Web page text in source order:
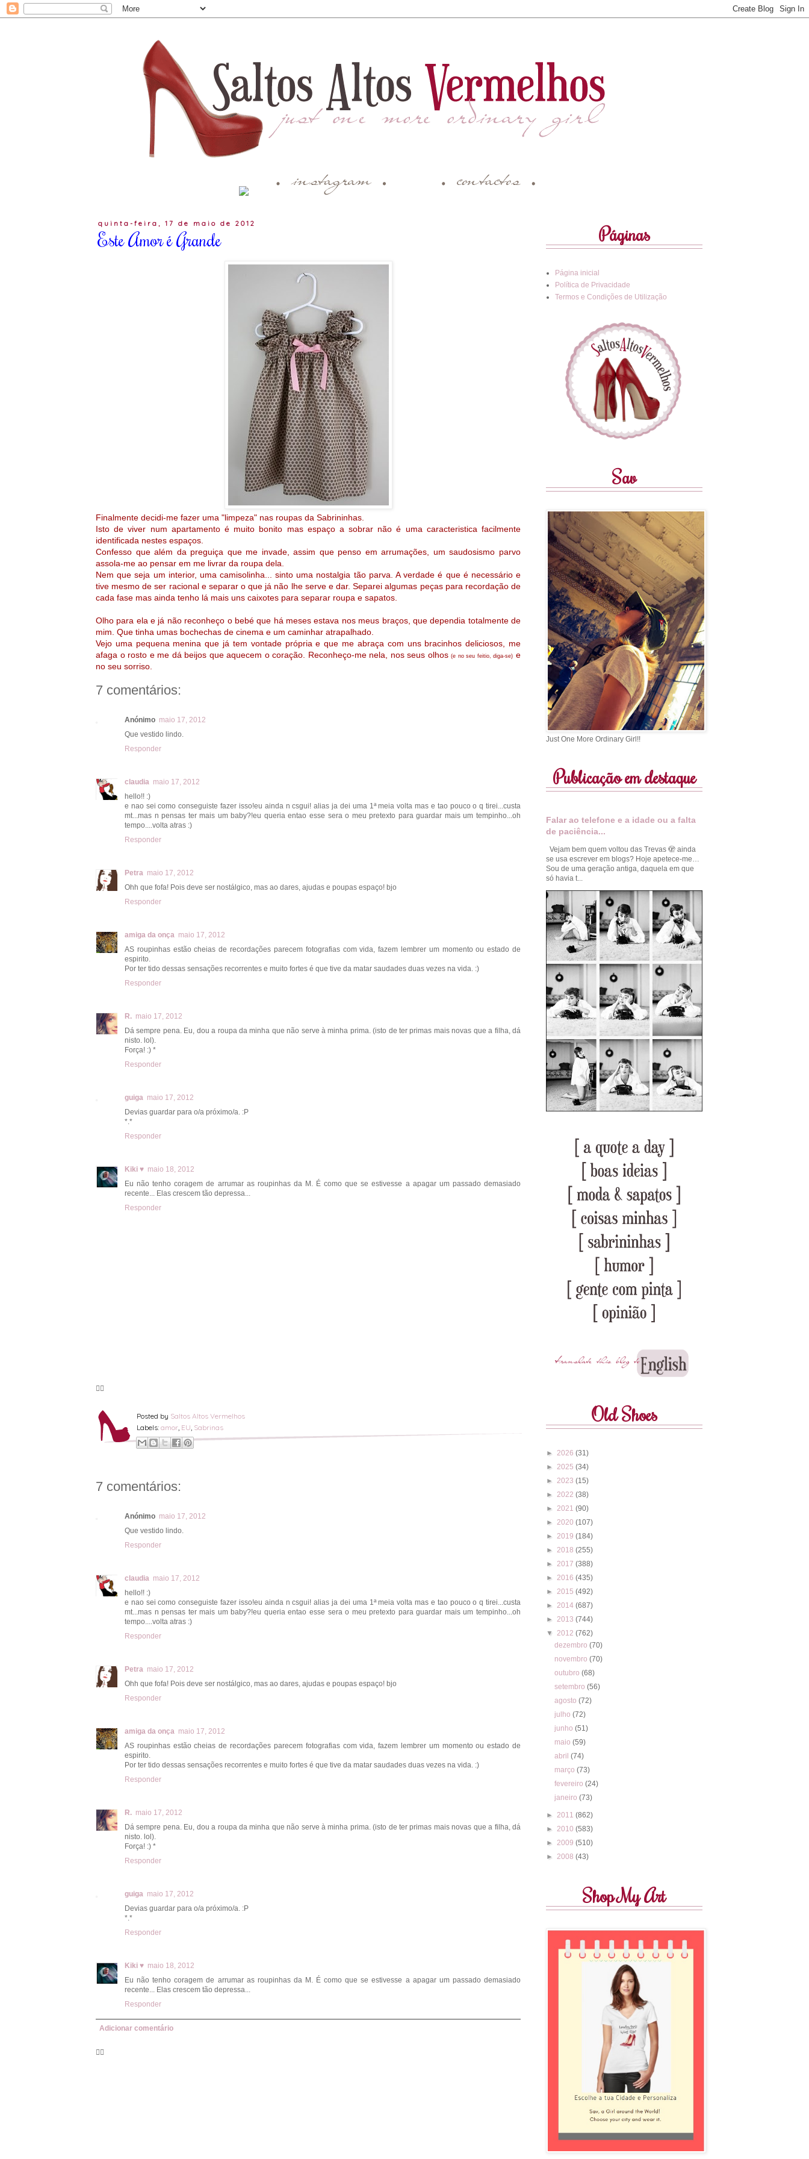
quinta-feira, 17 de maio de 2012
Este Amor é Grande
Finalmente decidi-me fazer uma "limpeza" nas roupas da Sabrininhas.
Isto de viver num apartamento é muito bonito mas espaço a sobrar não é uma caracteristica facilmente
identificada nestes espaços.
Confesso que além da preguiça que me invade, assim que penso em arrumações, um saudosismo parvo
assola-me ao pensar em me livrar da roupa dela.
Nem que seja um interior, uma camisolinha... sinto uma nostalgia tão parva. A verdade é que é necessário e
tive mesmo de ser racional e separar o que já não lhe serve e dar. Separei algumas peças para recordação de
cada fase mas ainda tenho lá mais uns caixotes para separar roupa e sapatos.
Olho para ela e já não reconheço o bebé que há meses estava nos meus braços, que dependia totalmente de
mim. Que tinha umas bochechas de cinema e um caminhar atrapalhado.
Vejo uma pequena menina que já tem vontade própria e que me abraça com uns bracinhos deliciosos, me
afaga o rosto e me dá beijos que aquecem o coração. Reconheço-me nela, nos seus olhos(e no seu feitio, diga-se) e
no seu sorriso.
7 comentários:
Anónimo maio 17, 2012
Que vestido lindo.
Responder
claudia maio 17, 2012
hello!! :)
e nao sei como conseguiste fazer isso!eu ainda n csgui! alias ja dei uma 1ª meia volta mas e tao pouco o q tirei...custa
mt...mas n pensas ter mais um baby?!eu queria entao esse sera o meu pretexto para guardar mais um tempinho...oh
tempo....volta atras :)
Responder
Petra maio 17, 2012
Ohh que fofa! Pois deve ser nostálgico, mas ao dares, ajudas e poupas espaço! bjo
Responder
amiga da onça maio 17, 2012
AS roupinhas estão cheias de recordações parecem fotografias com vida, fazem lembrer um momento ou estado de
espirito.
Por ter tido dessas sensações recorrentes e muito fortes é que tive da matar saudades duas vezes na vida. :)
Responder
R. maio 17, 2012
Dá sempre pena. Eu, dou a roupa da minha que não serve à minha prima. (isto de ter primas mais novas que a filha, dá
nisto. lol).
Força! :) *
Responder
guiga maio 17, 2012
Devias guardar para o/a próximo/a. :P
*.*
Responder
Kiki ♥ maio 18, 2012
Eu não tenho coragem de arrumar as roupinhas da M. É como que se estivesse a apagar um passado demasiado
recente... Elas crescem tão depressa...
Responder
🦸‍♀️
Posted by Saltos Altos Vermelhos
Labels: amor EU Sabrinas
7 comentários:
Anónimo maio 17, 2012
Que vestido lindo.
Responder
claudia maio 17, 2012
hello!! :)
e nao sei como conseguiste fazer isso!eu ainda n csgui! alias ja dei uma 1ª meia volta mas e tao pouco o q tirei...custa
mt...mas n pensas ter mais um baby?!eu queria entao esse sera o meu pretexto para guardar mais um tempinho...oh
tempo....volta atras :)
Responder
Petra maio 17, 2012
Ohh que fofa! Pois deve ser nostálgico, mas ao dares, ajudas e poupas espaço! bjo
Responder
amiga da onça maio 17, 2012
AS roupinhas estão cheias de recordações parecem fotografias com vida, fazem lembrer um momento ou estado de
espirito.
Por ter tido dessas sensações recorrentes e muito fortes é que tive da matar saudades duas vezes na vida. :)
Responder
R. maio 17, 2012
Dá sempre pena. Eu, dou a roupa da minha que não serve à minha prima. (isto de ter primas mais novas que a filha, dá
nisto. lol).
Força! :) *
Responder
guiga maio 17, 2012
Devias guardar para o/a próximo/a. :P
*.*
Responder
Kiki ♥ maio 18, 2012
Eu não tenho coragem de arrumar as roupinhas da M. É como que se estivesse a apagar um passado demasiado
recente... Elas crescem tão depressa...
Responder
Adicionar comentário
🦸‍♀️
Páginas
Página inicial
Política de Privacidade
Termos e Condições de Utilização
Sav
Just One More Ordinary Girl!!
Publicação em destaque
Falar ao telefone e a idade ou a falta
de paciência...
Vejam bem quem voltou das Trevas 🫣 ainda
se usa escrever em blogs? Hoje apetece-me…
Sou de uma geração antiga, daquela em que
só havia t...
Old Shoes
► 2026 (31)
► 2025 (34)
► 2023 (15)
► 2022 (38)
► 2021 (90)
► 2020 (107)
► 2019 (184)
► 2018 (255)
► 2017 (388)
► 2016 (435)
► 2015 (492)
► 2014 (687)
► 2013 (744)
▼ 2012 (762)
dezembro(70)
novembro(70)
outubro(68)
setembro(56)
agosto(72)
julho(72)
junho(51)
maio(59)
abril(74)
março(73)
fevereiro(24)
janeiro(73)
► 2011 (862)
► 2010 (583)
► 2009 (510)
► 2008 (43)
Shop My Art